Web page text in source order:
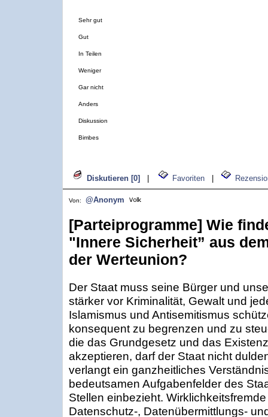
Sehr gut
Gut
In Teilen
Weniger
Gar nicht
Anders
Diskussion
Bimbes
Diskutieren [0] Favoriten
Von: @Anonym
[Parteiprogramme] Wie
"Innere Sicherheit” aus
der Werteunion?
Der Staat muss seine Bürger und
stärker vor Kriminalität, Gewalt und
Islamismus und Antisemitismus
konsequent zu begrenzen und zu
die das Grundgesetz und das
akzeptieren, darf der Staat nicht
verlangt ein ganzheitliches
bedeutsamen Aufgabenfelder des
Stellen einbezieht.
Datenschutz-, Datenübermittlungs-